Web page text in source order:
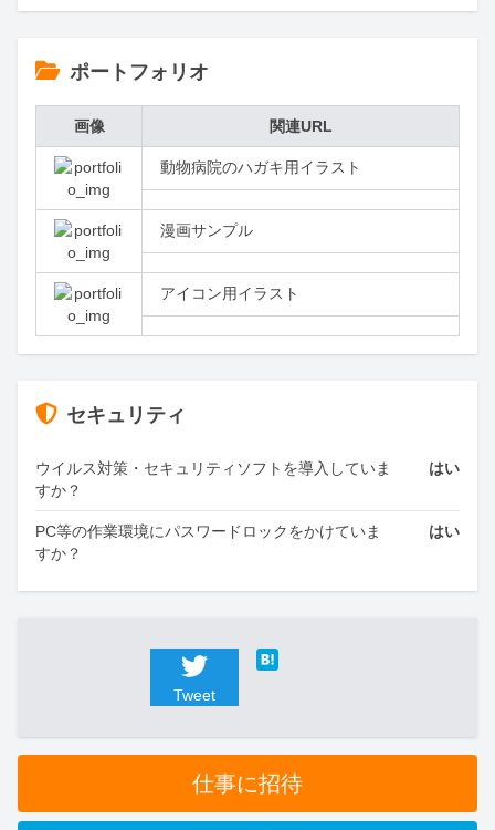
ポートフォリオ
画像 関連URL
動物病院のハガキ用イラスト
漫画サンプル
アイコン用イラスト
セキュリティ
ウイルス対策・セキュリティソフトを導入していま
すか？
はい
PC等の作業環境にパスワードロックをかけていま
すか？
はい
Tweet
仕事に招待